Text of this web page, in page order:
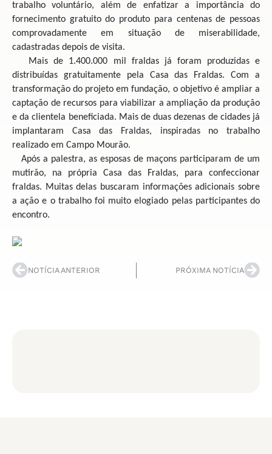
trabalho voluntário, além de enfatizar a importância do
fornecimento gratuito do produto para centenas de pessoas
comprovadamente em situação de miserabilidade,
cadastradas depois de visita.
Mais de 1.400.000 mil fraldas já foram produzidas e
distribuídas gratuitamente pela Casa das Fraldas. Com a
transformação do projeto em fundação, o objetivo é ampliar a
captação de recursos para viabilizar a ampliação da produção
e da clientela beneficiada. Mais de duas dezenas de cidades já
implantaram Casa das Fraldas, inspiradas no trabalho
realizado em Campo Mourão.
Após a palestra, as esposas de maçons participaram de um
mutirão, na própria Casa das Fraldas, para confeccionar
fraldas. Muitas delas buscaram informações adicionais sobre
a ação e o trabalho foi muito elogiado pelas participantes do
encontro.
NOTÍCIA ANTERIOR PRÓXIMA NOTÍCIA